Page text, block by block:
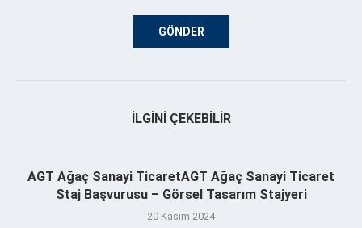
İLGINI ÇEKEBILIR
AGT Ağaç Sanayi TicaretAGT Ağaç Sanayi Ticaret
Staj Başvurusu – Görsel Tasarım Stajyeri
20 Kasım 2024